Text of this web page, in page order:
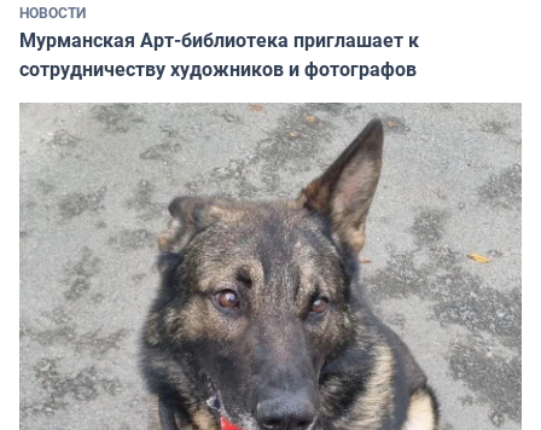
НОВОСТИ
Мурманская Арт-библиотека приглашает к
сотрудничеству художников и фотографов